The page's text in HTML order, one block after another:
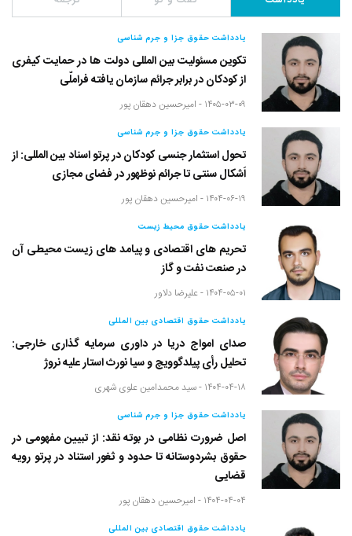
یادداشت حقوق جزا و جرم شناسی
تکوین مسئولیت بین المللی دولت ها در حمایت کیفری
از کودکان در برابر جرائم سازمان یافته فراملّی
۱۴۰۵-۰۳-۰۹ - امیرحسین دهقان پور
یادداشت حقوق جزا و جرم شناسی
تحول استثمار جنسی کودکان در پرتو اسناد بین المللی: از
اَشکال سنتی تا جرائم نوظهور در فضای مجازی
۱۴۰۴-۰۶-۱۹ - امیرحسین دهقان پور
یادداشت حقوق محیط زیست
تحریم های اقتصادی و پیامد های زیست محیطی آن
در صنعت نفت و گاز
۱۴۰۴-۰۵-۰۱ - علیرضا دلاور
یادداشت حقوق اقتصادی بین المللی
صدای امواج دریا در داوری سرمایه گذاری خارجی:
تحلیل رأی پیلدگوویچ و سیا نورث استار علیه نروژ
۱۴۰۴-۰۴-۱۸ - سید محمدامین علوی شهری
یادداشت حقوق جزا و جرم شناسی
اصل ضرورت نظامی در بوته نقد: از تبیین مفهومی در
حقوق بشردوستانه تا حدود و ثغور استناد در پرتو رویه
قضایی
۱۴۰۴-۰۴-۰۴ - امیرحسین دهقان پور
یادداشت حقوق اقتصادی بین المللی